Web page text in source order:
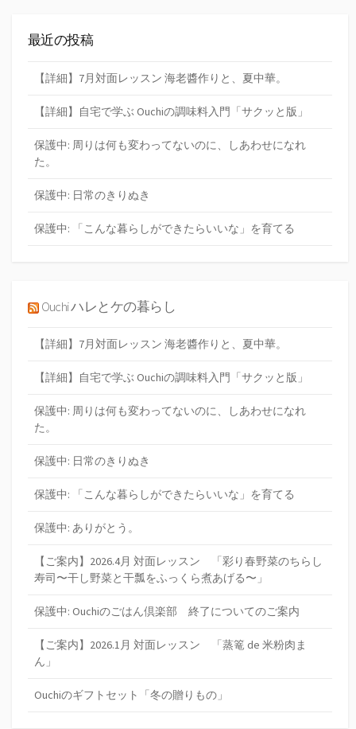
最近の投稿
【詳細】7月対面レッスン 海老醬作りと、夏中華。
【詳細】自宅で学ぶ Ouchiの調味料入門「サクッと版」
保護中: 周りは何も変わってないのに、しあわせになれ
た。
保護中: 日常のきりぬき
保護中: 「こんな暮らしができたらいいな」を育てる
Ouchi ハレとケの暮らし
【詳細】7月対面レッスン 海老醬作りと、夏中華。
【詳細】自宅で学ぶ Ouchiの調味料入門「サクッと版」
保護中: 周りは何も変わってないのに、しあわせになれ
た。
保護中: 日常のきりぬき
保護中: 「こんな暮らしができたらいいな」を育てる
保護中: ありがとう。
【ご案内】2026.4月 対面レッスン 「彩り春野菜のちらし
寿司〜干し野菜と干瓢をふっくら煮あげる〜」
保護中: Ouchiのごはん倶楽部 終了についてのご案内
【ご案内】2026.1月 対面レッスン 「蒸篭 de 米粉肉ま
ん」
Ouchiのギフトセット「冬の贈りもの」